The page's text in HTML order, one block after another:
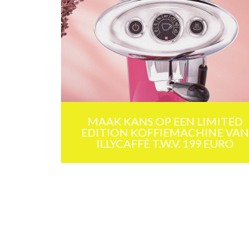
MAAK KANS OP EEN LIMITED
EDITION KOFFIEMACHINE VAN
ILLYCAFFÈ T.W.V. 199 EURO